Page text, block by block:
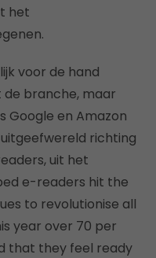
het
voor de hand
de branche, maar
Google en Amazon
richting
uit het
e-readers hit the
to revolutionise all
year over 70 per
that they feel ready